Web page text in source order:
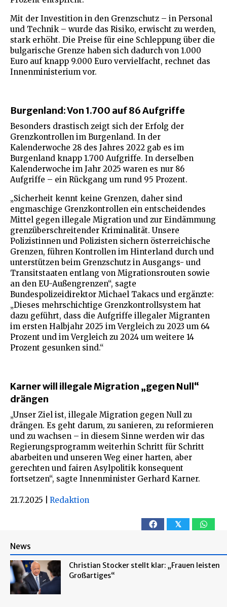
Mit der Investition in den Grenzschutz – in Personal
und Technik – wurde das Risiko, erwischt zu werden,
stark erhöht. Die Preise für eine Schleppung über die
bulgarische Grenze haben sich dadurch von 1.000
Euro auf knapp 9.000 Euro vervielfacht, rechnet das
Innenministerium vor.
Burgenland: Von 1.700 auf 86 Aufgriffe
Besonders drastisch zeigt sich der Erfolg der
Grenzkontrollen im Burgenland. In der
Kalenderwoche 28 des Jahres 2022 gab es im
Burgenland knapp 1.700 Aufgriffe. In derselben
Kalenderwoche im Jahr 2025 waren es nur 86
Aufgriffe – ein Rückgang um rund 95 Prozent.
„Sicherheit kennt keine Grenzen, daher sind
engmaschige Grenzkontrollen ein entscheidendes
Mittel gegen illegale Migration und zur Eindämmung
grenzüberschreitender Kriminalität. Unsere
Polizistinnen und Polizisten sichern österreichische
Grenzen, führen Kontrollen im Hinterland durch und
unterstützen beim Grenzschutz in Ausgangs- und
Transitstaaten entlang von Migrationsrouten sowie
an den EU-Außengrenzen“, sagte
Bundespolizeidirektor Michael Takacs und ergänzte:
„Dieses mehrschichtige Grenzkontrollsystem hat
dazu geführt, dass die Aufgriffe illegaler Migranten
im ersten Halbjahr 2025 im Vergleich zu 2023 um 64
Prozent und im Vergleich zu 2024 um weitere 14
Prozent gesunken sind.“
Karner will illegale Migration „gegen Null“
drängen
„Unser Ziel ist, illegale Migration gegen Null zu
drängen. Es geht darum, zu sanieren, zu reformieren
und zu wachsen – in diesem Sinne werden wir das
Regierungsprogramm weiterhin Schritt für Schritt
abarbeiten und unseren Weg einer harten, aber
gerechten und fairen Asylpolitik konsequent
fortsetzen“, sagte Innenminister Gerhard Karner.
21.7.2025 Redaktion
𝕏
News
Christian Stocker stellt klar: „Frauen leisten
Großartiges“